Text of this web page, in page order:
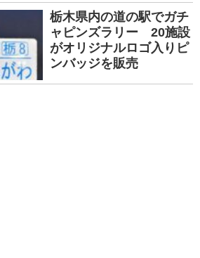
栃木県内の道の駅でガチ
ャピンズラリー 20施設
がオリジナルロゴ入りピ
ンバッジを販売